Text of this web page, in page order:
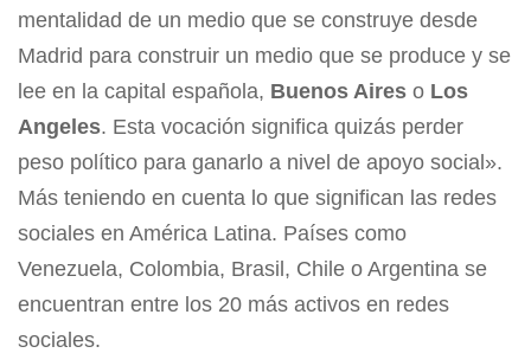
mentalidad de un medio que se construye desde
Madrid para construir un medio que se produce y se
lee en la capital española, Buenos Aires o Los
Angeles. Esta vocación significa quizás perder
peso político para ganarlo a nivel de apoyo social».
Más teniendo en cuenta lo que significan las redes
sociales en América Latina. Países como
Venezuela, Colombia, Brasil, Chile o Argentina se
encuentran entre los 20 más activos en redes
sociales.